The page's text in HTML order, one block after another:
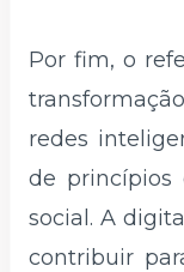
Por fim, o
redes
de princípios
social. A
contribuir